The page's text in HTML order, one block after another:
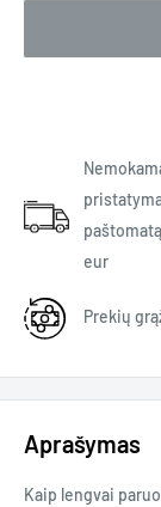
eur
Prekių
Aprašymas
Kaip lengvai